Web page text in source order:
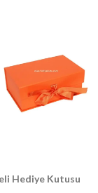
Hediye Kutusu